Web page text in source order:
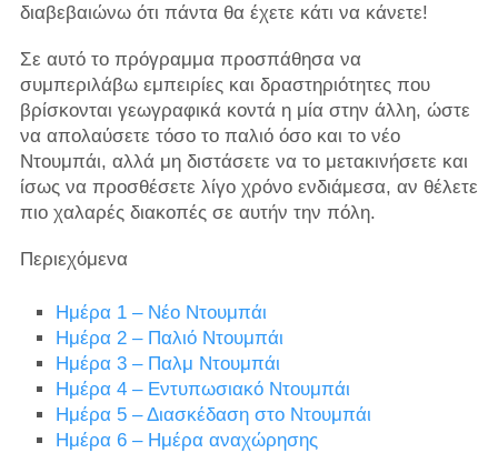
διαβεβαιώνω ότι πάντα θα έχετε κάτι να κάνετε!
Σε αυτό το πρόγραμμα προσπάθησα να
συμπεριλάβω εμπειρίες και δραστηριότητες που
βρίσκονται γεωγραφικά κοντά η μία στην άλλη, ώστε
να απολαύσετε τόσο το παλιό όσο και το νέο
Ντουμπάι, αλλά μη διστάσετε να το μετακινήσετε και
ίσως να προσθέσετε λίγο χρόνο ενδιάμεσα, αν θέλετε
πιο χαλαρές διακοπές σε αυτήν την πόλη.
Περιεχόμενα
Ημέρα 1 – Νέο Ντουμπάι
Ημέρα 2 – Παλιό Ντουμπάι
Ημέρα 3 – Παλμ Ντουμπάι
Ημέρα 4 – Εντυπωσιακό Ντουμπάι
Ημέρα 5 – Διασκέδαση στο Ντουμπάι
Ημέρα 6 – Ημέρα αναχώρησης